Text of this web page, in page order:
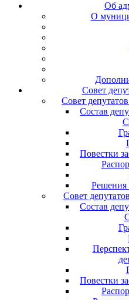
Об
О
Совет
Совет
Состав
Повестки
Решения
Совет
Состав
Повестки